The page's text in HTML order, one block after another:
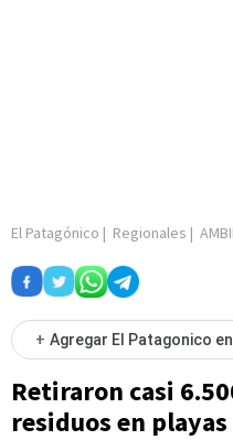
El Patagónico | Regionales |
+ Agregar El Patagonico en
Retiraron casi
residuos en